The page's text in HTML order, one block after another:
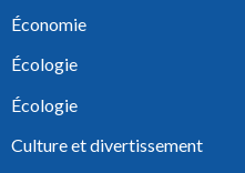
Économie
Écologie
Écologie
Culture et divertissement